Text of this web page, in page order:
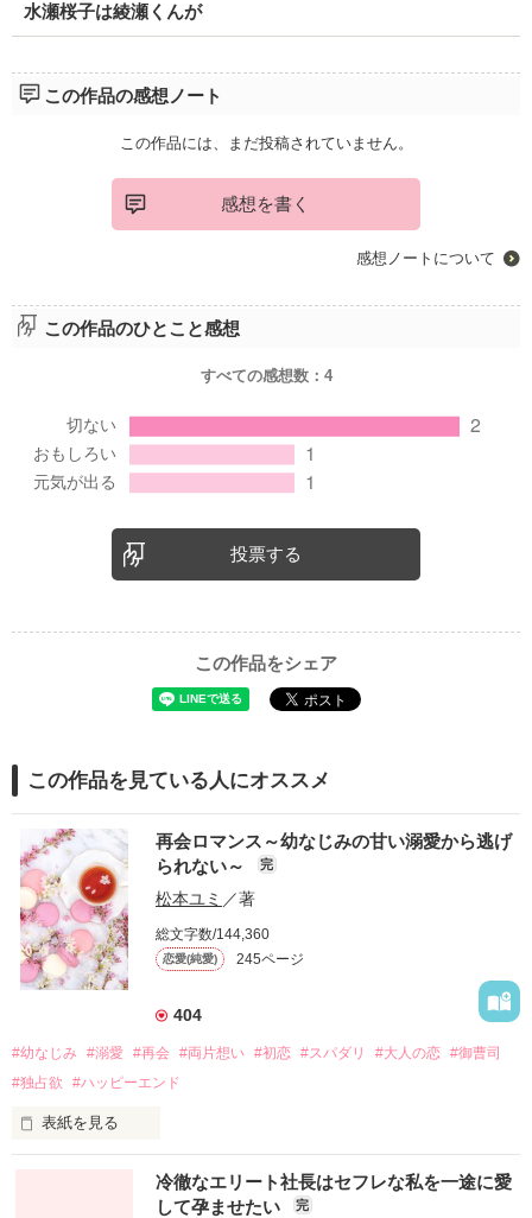
水瀬桜子は綾瀬くんが
この作品の感想ノート
この作品には、まだ投稿されていません。
感想を書く
感想ノートについて
この作品のひとこと感想
すべての感想数： 4
投票する
この作品をシェア
この作品を見ている人にオススメ
再会ロマンス～幼なじみの甘い溺愛から逃げ
られない～
完
松本ユミ ／著
総文字数/144,360
恋愛(純愛) 245ページ
404
#幼なじみ #溺愛 #再会 #両片想い #初恋 #スパダリ #大人の恋 #御曹司
#独占欲
#ハッピーエンド
表紙を見る
冷徹なエリート社長はセフレな私を一途に愛
して孕ませたい
完